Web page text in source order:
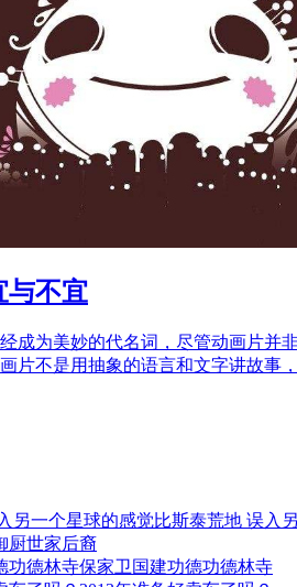
与不宜
成为美妙的代名词，尽管动画片并
片不是用抽象的语言和文字讲故事
比斯泰荒地 误入
厨世家后裔
保家卫国建功德功德林寺